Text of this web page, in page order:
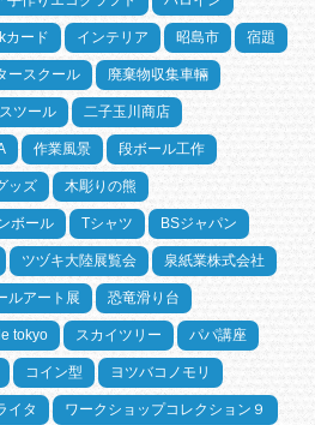
カード インテリア 昭島市 宿題
ースクール 廃棄物収集車輛
ツール 二子玉川商店
作業風景 段ボール工作
ッズ 木彫りの熊
ボール Tシャツ BSジャパン
ツヅキ大陸展覧会 泉紙業株式会社
ルアート展 恐竜滑り台
tokyo スカイツリー パパ講座
コイン型 ヨツバコノモリ
イタ ワークショップコレクション９